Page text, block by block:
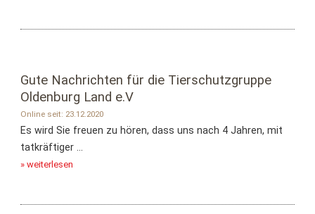
Gute Nachrichten für die Tierschutzgruppe
Oldenburg Land e.V
Online seit: 23.12.2020
Es wird Sie freuen zu hören, dass uns nach 4 Jahren, mit
tatkräftiger ...
» weiterlesen